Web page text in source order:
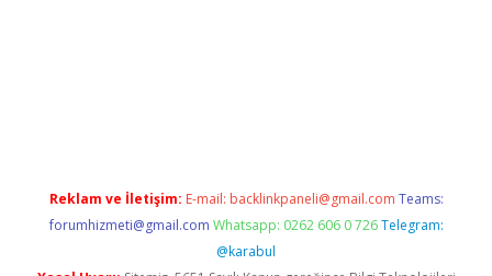
Reklam ve İletişim: E-mail: backlinkpaneli@gmail.com Teams:
forumhizmeti@gmail.com Whatsapp: 0262 606 0 726 Telegram:
@karabul